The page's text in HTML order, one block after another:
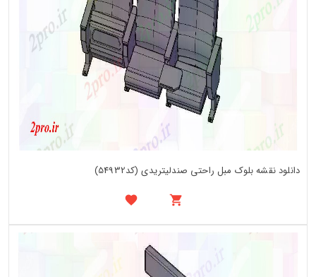
دانلود نقشه بلوک مبل راحتی صندلیتریدی (کد54932)